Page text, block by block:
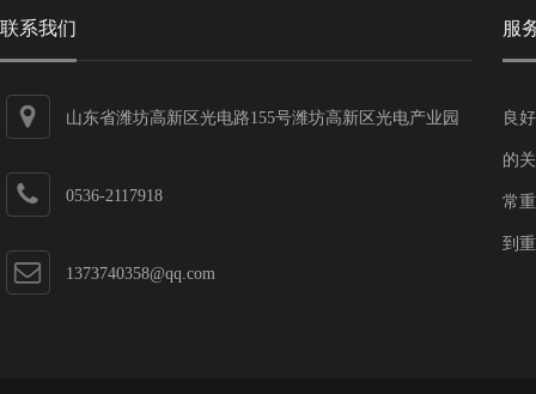
联系我们
山东省潍坊高新区光电路155号潍坊高新区光电产业园
0536-2117918
1373740358@qq.com
服
良
的
常
到